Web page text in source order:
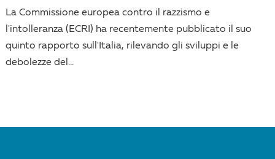
La Commissione europea contro il razzismo e
l'intolleranza (ECRI) ha recentemente pubblicato il suo
quinto rapporto sull'Italia, rilevando gli sviluppi e le
debolezze del...